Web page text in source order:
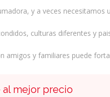
y a veces necesitamos
culturas diferentes y
amigos y familiares puede
al mejor precio